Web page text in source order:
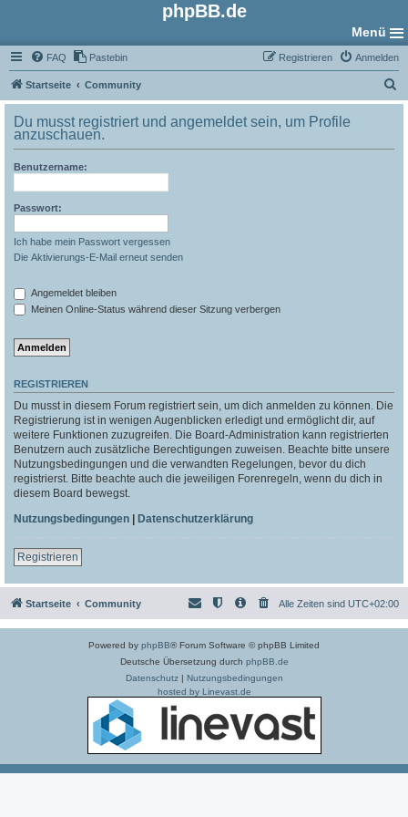
phpBB.de
Menü
FAQ Pastebin Anmelden
Registrieren
Startseite Community
u
Du musst registriert und angemeldet sein, um Profile
anzuschauen.
Benutzername:
Passwort:
Ich habe mein Passwort vergessen
Die Aktivierungs-E-Mail erneut senden
Angemeldet bleiben
Meinen Online-Status während dieser Sitzung verbergen
REGISTRIEREN
Du musst in diesem Forum registriert sein, um dich anmelden zu können. Die
Registrierung ist in wenigen Augenblicken erledigt und ermöglicht dir, auf
weitere Funktionen zuzugreifen. Die Board-Administration kann registrierten
Benutzern auch zusätzliche Berechtigungen zuweisen. Beachte bitte unsere
Nutzungsbedingungen und die verwandten Regelungen, bevor du dich
registrierst. Bitte beachte auch die jeweiligen Forenregeln, wenn du dich in
diesem Board bewegst.
Nutzungsbedingungen | Datenschutzerklärung
Registrieren
Startseite Community Alle Zeiten sind UTC+02:00
Powered by phpBB® Forum Software © phpBB Limited
Deutsche Übersetzung durch phpBB.de
Datenschutz| Nutzungsbedingungen
hosted by Linevast.de